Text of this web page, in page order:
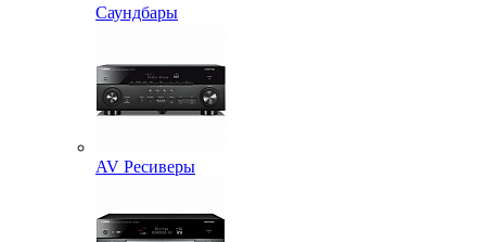
Саундбары
AV Ресиверы